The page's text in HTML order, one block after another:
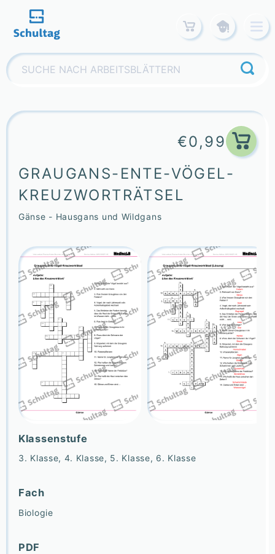
content
Suchen
nach:
€0,99
GRAUGANS-ENTE-VÖGEL-
KREUZWORTRÄTSEL
Gänse - Hausgans und Wildgans
Klassenstufe
3. Klasse, 4. Klasse, 5. Klasse, 6. Klasse
Fach
Biologie
PDF